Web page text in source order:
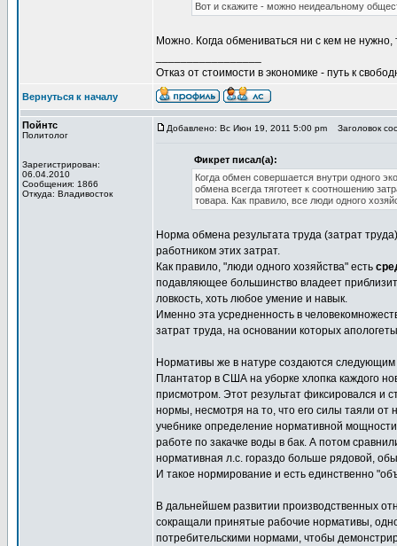
Вот и скажите - можно неидеальному
Можно. Когда обмениваться ни с кем не
Отказ от стоимости в экономике - путь к
Вернуться к началу
Пойнтс
Политолог
Зарегистрирован:
06.04.2010
Сообщения: 1866
Откуда: Владивосток
Добавлено: Вс Июн 19, 2011 5:00 pm Заголовок
Фикрет писал(а):
Когда обмен совершается внутри одного
обмена всегда тяготеет к соотношению
товара. Как правило, все люди одного
Норма обмена результата труда (затрат
работником этих затрат.
Как правило, "люди одного хозяйства" есть
подавляющее большинство владеет
ловкость, хоть любое умение и навык.
Именно эта усредненность в
затрат труда, на основании которых
Нормативы же в натуре создаются
Плантатор в США на уборке хлопка каждого
присмотром. Этот результат фиксировался и
нормы, несмотря на то, что его силы таяли
учебнике определение нормативной
работе по закачке воды в бак. А потом
нормативная л.с. гораздо больше рядовой,
И такое нормирование и есть единственно
В дальнейшем развитии производственных
сокращали принятые рабочие нормативы,
потребительскими нормами, чтобы